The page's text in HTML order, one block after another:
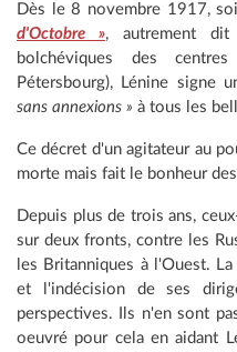
Dès le 8 novembre 1917,
d'Octobre », autrement
bolchéviques des
Pétersbourg), Lénine signe
sans annexions » à tous les
Ce décret d'un agitateur au
morte mais fait le bonheur
Depuis plus de trois ans,
sur deux fronts, contre les
les Britanniques à l'Ouest.
et l'indécision de ses
perspectives. Ils n'en sont
oeuvré pour cela en aidant